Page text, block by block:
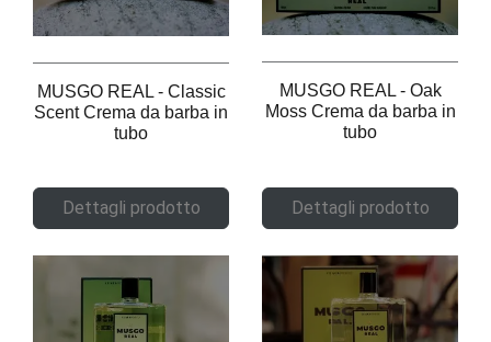
MUSGO REAL - Classic
Scent Crema da barba in
tubo
Dettagli prodotto
MUSGO REAL - Oak
Moss Crema da barba in
tubo
Dettagli prodotto